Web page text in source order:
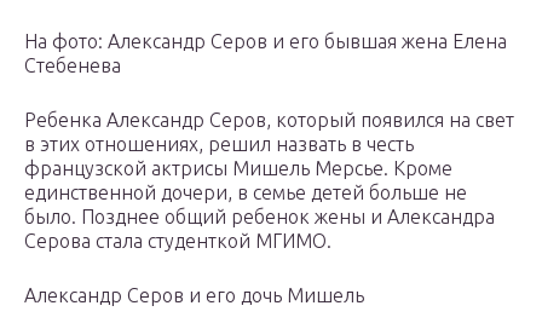
На фото: Александр Серов и его бывшая жена Елена
Стебенева
Ребенка Александр Серов, который появился на свет
в этих отношениях, решил назвать в честь
французской актрисы Мишель Мерсье. Кроме
единственной дочери, в семье детей больше не
было. Позднее общий ребенок жены и Александра
Серова стала студенткой МГИМО.
Александр Серов и его дочь Мишель